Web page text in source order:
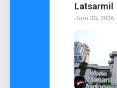
Latsarmil
Juni 30, 2026